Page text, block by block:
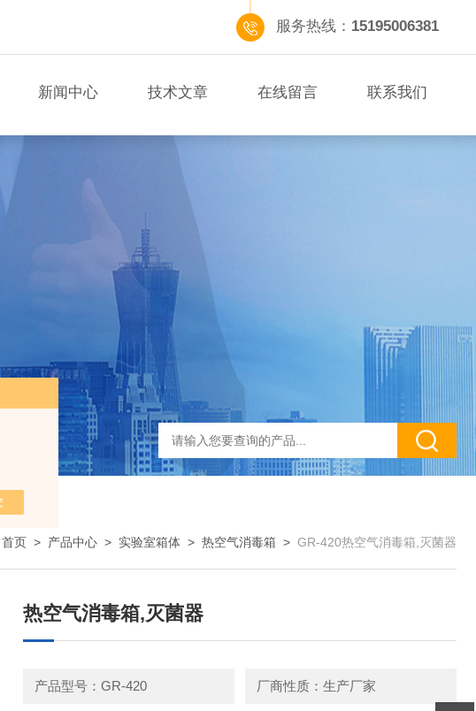
服务热线： 15195006381
新闻中心 技术文章 在线留言 联系我们
首页 > 产品中心 > 实验室箱体 > 热空气消毒箱 > GR-420热空气消毒箱,灭菌器
热空气消毒箱,灭菌器
产品型号：GR-420 厂商性质：生产厂家